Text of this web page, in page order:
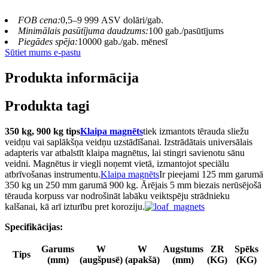
FOB cena:0,5–9 999 ASV dolāri/gab.
Minimālais pasūtījuma daudzums:100 gab./pasūtījums
Piegādes spēja:10000 gab./gab. mēnesī
Sūtiet mums e-pastu
Produkta informācija
Produkta tagi
350 kg, 900 kg tipsKlaipa magnētstiek izmantots tērauda sliežu
veidņu vai saplākšņa veidņu uzstādīšanai. Izstrādātais universālais
adapteris var atbalstīt klaipa magnētus, lai stingri savienotu sānu
veidni. Magnētus ir viegli noņemt vietā, izmantojot speciālu
atbrīvošanas instrumentu.Klaipa magnētsIr pieejami 125 mm garumā
350 kg un 250 mm garumā 900 kg. Ārējais 5 mm biezais nerūsējošā
tērauda korpuss var nodrošināt labāku veiktspēju strādnieku
kalšanai, kā arī izturību pret koroziju.
Specifikācijas:
Tips
Garums
(mm)
W
(augšpusē)
W
(apakšā)
Augstums
(mm)
ZR
(KG)
Spēks
(KG)